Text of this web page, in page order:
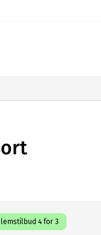
4 for 3